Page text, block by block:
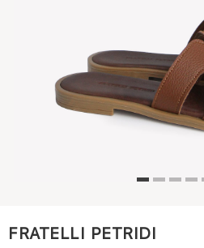
FRATELLI PETRIDI